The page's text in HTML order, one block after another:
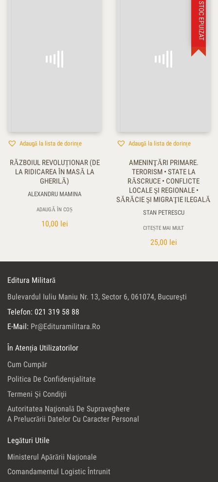
Adaugă la lista de dorințe
RĂZBOIUL REVOLUȚIONAR (DE
LA RIDICAREA ÎN MASĂ LA
GHERILĂ)
ALEXANDRU MAMINA
ADAUGĂ ÎN COȘ
10,00 lei
STOC EPUIZAT
Adaugă la lista de dorințe
AMENINŢĂRI PRIMARE.
TERORISM • STATE LA
RĂSCRUCE • CONFLICTE
LOCALE ŞI REGIONALE •
SĂRĂCIE ŞI MIGRAŢIE ILEGALĂ
STAN PETRESCU
CITEȘTE MAI MULT
25,00 lei
Editura Militară
Bulevardul Iuliu Maniu Nr. 13, Sector 6, 061074, Bucureşti
Telefon: 021 319 58 88
E-Mail: Pr@edituramilitara.ro
În Atenția Utilizatorilor
Cum Cumpăr
Politica De Confidenţialitate
Termeni Şi Condiţii
Autoritatea Naţională De Supraveghere
A Prelucrării Datelor Cu Caracter Personal
Legături Utile
Ministerul Apărării Naţionale
Comandamentul Logistic Întrunit